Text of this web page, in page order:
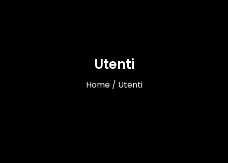
Utenti
Home / Utenti